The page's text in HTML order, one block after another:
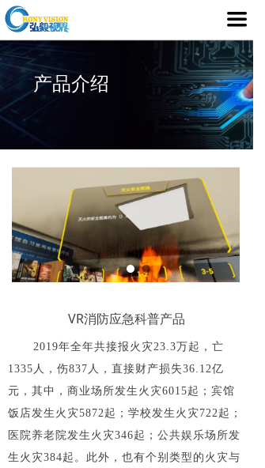
끀
首页
产品介绍
行业应用
媒体中心
关于我们
产品介绍
VR消防应急科普产品
2019年全年共接报火灾23.3万起，亡
1335人，伤837人，直接财产损失36.12亿
元，其中，商业场所发生火灾6015起；宾馆
饭店发生火灾5872起；学校发生火灾722起；
医院养老院发生火灾346起；公共娱乐场所发
生火灾384起。此外，也有个别类型的火灾与